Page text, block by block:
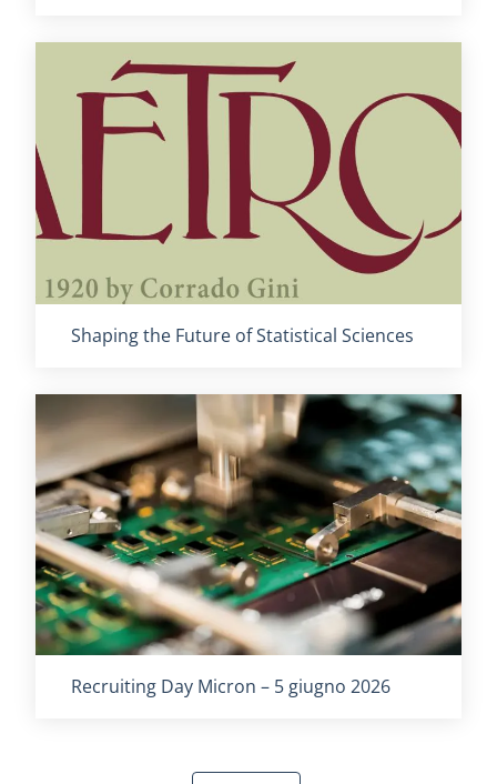
Titolo card:
Shaping the Future of Statistical Sciences
Titolo card:
Recruiting Day Micron – 5 giugno 2026